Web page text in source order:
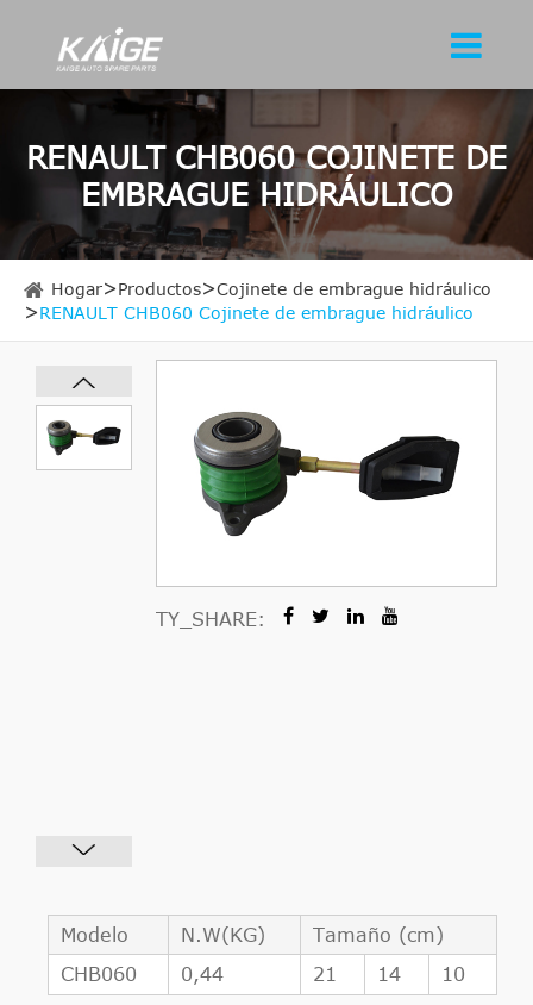
RENAULT CHB060 COJINETE DE
EMBRAGUE HIDRÁULICO
Hogar Productos
Cojinete de embrague hidráulico
RENAULT CHB060 Cojinete de embrague hidráulico
TY_SHARE:
Modelo N.W(KG)
Tamaño (cm)
CHB060
0,44 21 14 10